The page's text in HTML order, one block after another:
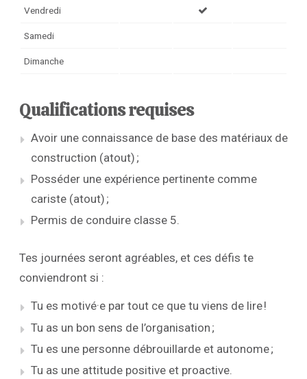
Vendredi
Samedi
Dimanche
Qualifications requises
Avoir une connaissance de base des matériaux de
construction (atout) ;
Posséder une expérience pertinente comme
cariste (atout) ;
Permis de conduire classe 5.
Tes journées seront agréables, et ces défis te
conviendront si :
Tu es motivé·e par tout ce que tu viens de lire !
Tu as un bon sens de l’organisation ;
Tu es une personne débrouillarde et autonome ;
Tu as une attitude positive et proactive.